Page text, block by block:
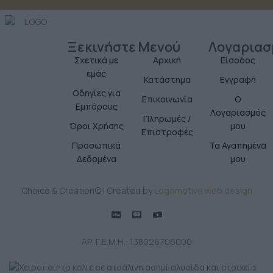
Ξεκινήστε
Σχετικά με
εμάς
Οδηγίες για
Εμπόρους
Όροι Χρήσης
Προσωπικά
Δεδομένα
Μενού
Αρχική
Κατάστημα
Επικοινωνία
Πληρωμές /
Επιστροφές
Είσοδος
Εγγραφή
Ο
Λογαριασμός
μου
Τα Αγαπημένα
μου
Choice & Creation© | Created by Logomotive web design
ΑΡ. Γ.Ε.Μ.Η.: 138026706000